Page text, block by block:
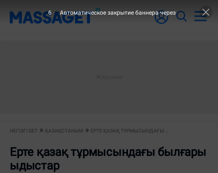
НЕГІЗГІ БЕТ ҚАЗАҚСТАНЫМ ЕРТЕ ҚАЗАҚ ТҰРМЫСЫНДАҒЫ...
Ерте қазақ тұрмысындағы былғары
ыдыстар
6 Автоматическое закрытие баннера через